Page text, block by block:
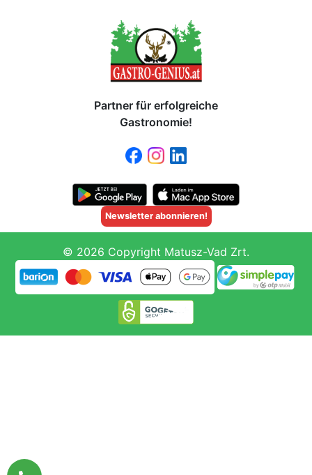
Partner für erfolgreiche
Gastronomie!
Newsletter abonnieren!
© 2026 Copyright Matusz-Vad Zrt.